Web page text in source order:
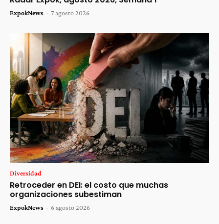
ExpokNews - 7 agosto 2026
Diversidad
Retroceder en DEI: el costo que muchas
organizaciones subestiman
ExpokNews - 6 agosto 2026